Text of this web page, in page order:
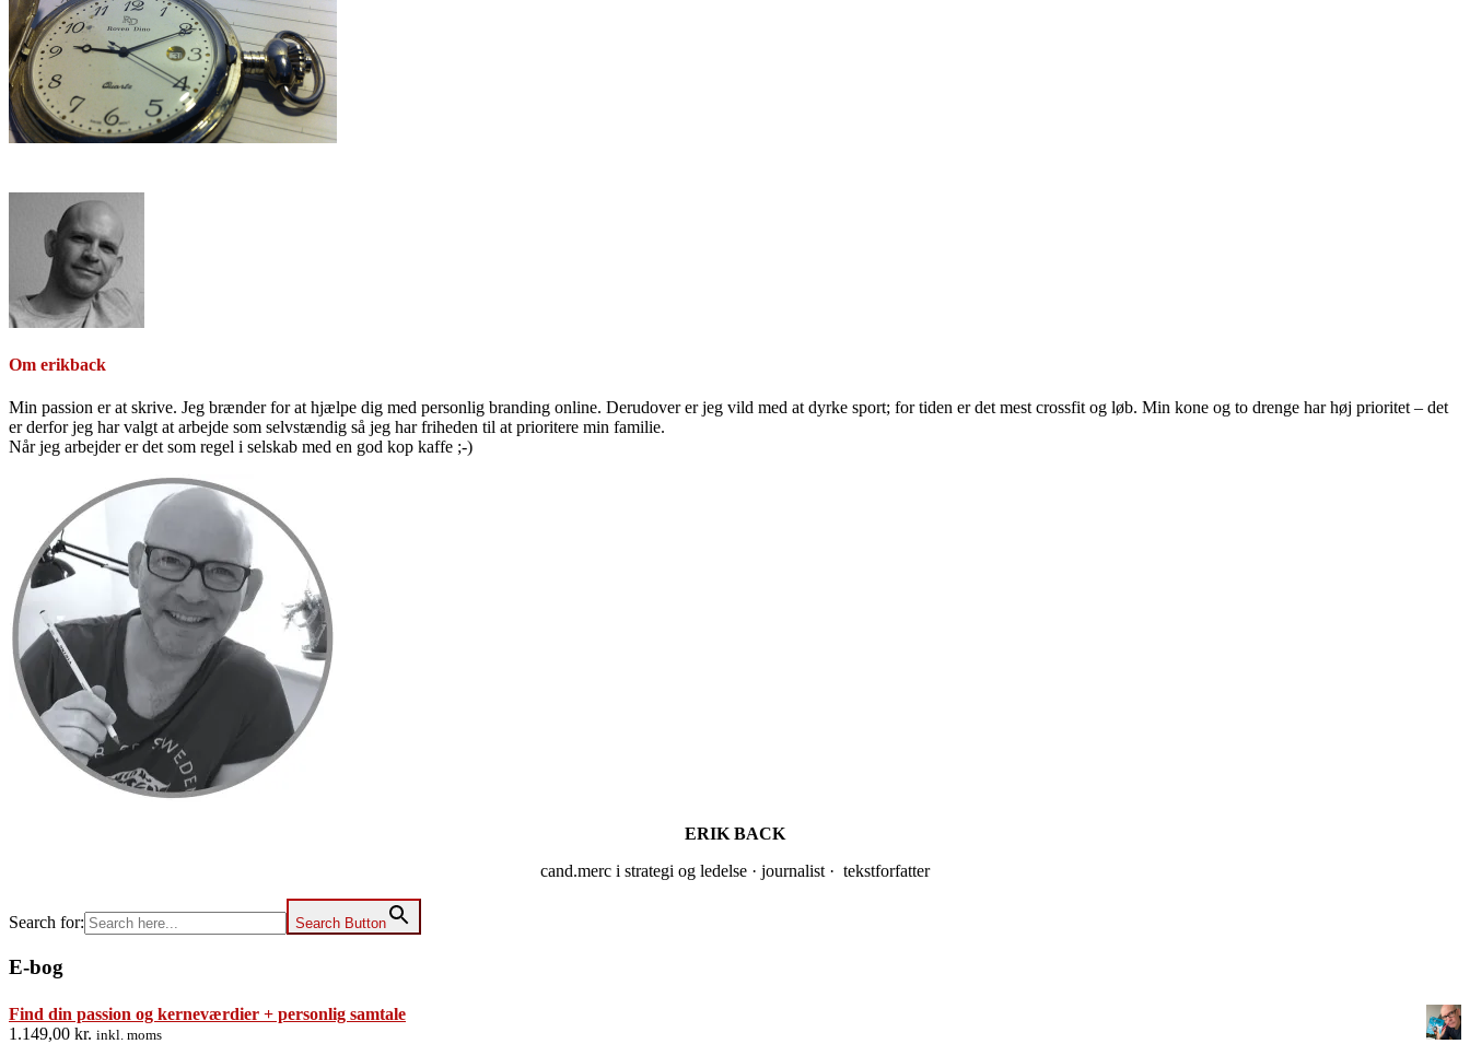
Om erikback
Min passion er at skrive. Jeg brænder for at hjælpe dig med personlig branding online. Derudover er jeg vild med at dyrke sport; for tiden er det mest crossfit og løb. Min kone og to drenge har høj prioritet – det
er derfor jeg har valgt at arbejde som selvstændig så jeg har friheden til at prioritere min familie.
Når jeg arbejder er det som regel i selskab med en god kop kaffe ;-)
Sidebar
ERIK BACK
cand.merc i strategi og ledelse · journalist · tekstforfatter
Search for: Search Button
E-bog
Find din passion og kerneværdier + personlig samtale
1.149,00 kr. inkl. moms